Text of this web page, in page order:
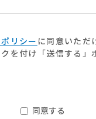
リシー に同意いただ
を付け「送信する」
同意する